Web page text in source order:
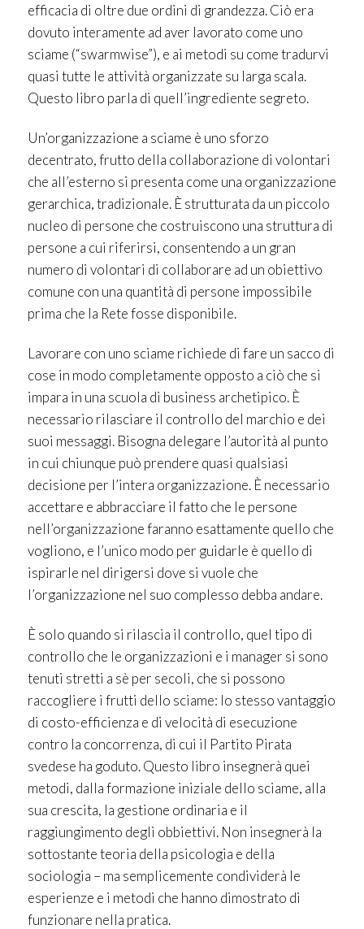
efficacia di oltre due ordini di grandezza. Ciò era
dovuto interamente ad aver lavorato come uno
sciame (“swarmwise”), e ai metodi su come tradurvi
quasi tutte le attività organizzate su larga scala.
Questo libro parla di quell’ingrediente segreto.
Un’organizzazione a sciame è uno sforzo
decentrato, frutto della collaborazione di volontari
che all’esterno si presenta come una organizzazione
gerarchica, tradizionale. È strutturata da un piccolo
nucleo di persone che costruiscono una struttura di
persone a cui riferirsi, consentendo a un gran
numero di volontari di collaborare ad un obiettivo
comune con una quantità di persone impossibile
prima che la Rete fosse disponibile.
Lavorare con uno sciame richiede di fare un sacco di
cose in modo completamente opposto a ciò che si
impara in una scuola di business archetipico. È
necessario rilasciare il controllo del marchio e dei
suoi messaggi. Bisogna delegare l’autorità al punto
in cui chiunque può prendere quasi qualsiasi
decisione per l’intera organizzazione. È necessario
accettare e abbracciare il fatto che le persone
nell’organizzazione faranno esattamente quello che
vogliono, e l’unico modo per guidarle è quello di
ispirarle nel dirigersi dove si vuole che
l’organizzazione nel suo complesso debba andare.
È solo quando si rilascia il controllo, quel tipo di
controllo che le organizzazioni e i manager si sono
tenuti stretti a sè per secoli, che si possono
raccogliere i frutti dello sciame: lo stesso vantaggio
di costo-efficienza e di velocità di esecuzione
contro la concorrenza, di cui il Partito Pirata
svedese ha goduto. Questo libro insegnerà quei
metodi, dalla formazione iniziale dello sciame, alla
sua crescita, la gestione ordinaria e il
raggiungimento degli obbiettivi. Non insegnerà la
sottostante teoria della psicologia e della
sociologia – ma semplicemente condividerà le
esperienze e i metodi che hanno dimostrato di
funzionare nella pratica.